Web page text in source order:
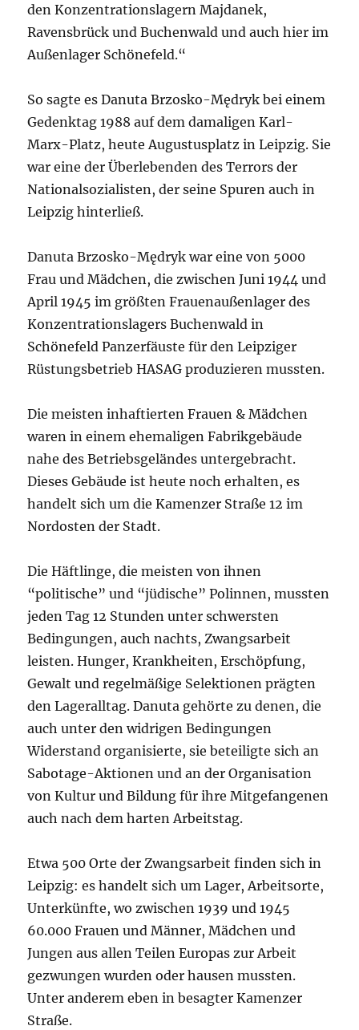
den Konzentrationslagern Majdanek,
Ravensbrück und Buchenwald und auch hier im
Außenlager Schönefeld.“
So sagte es Danuta Brzosko-Mędryk bei einem
Gedenktag 1988 auf dem damaligen Karl-
Marx-Platz, heute Augustusplatz in Leipzig. Sie
war eine der Überlebenden des Terrors der
Nationalsozialisten, der seine Spuren auch in
Leipzig hinterließ.
Danuta Brzosko-Mędryk war eine von 5000
Frau und Mädchen, die zwischen Juni 1944 und
April 1945 im größten Frauenaußenlager des
Konzentrationslagers Buchenwald in
Schönefeld Panzerfäuste für den Leipziger
Rüstungsbetrieb HASAG produzieren mussten.
Die meisten inhaftierten Frauen & Mädchen
waren in einem ehemaligen Fabrikgebäude
nahe des Betriebsgeländes untergebracht.
Dieses Gebäude ist heute noch erhalten, es
handelt sich um die Kamenzer Straße 12 im
Nordosten der Stadt.
Die Häftlinge, die meisten von ihnen
“politische” und “jüdische” Polinnen, mussten
jeden Tag 12 Stunden unter schwersten
Bedingungen, auch nachts, Zwangsarbeit
leisten. Hunger, Krankheiten, Erschöpfung,
Gewalt und regelmäßige Selektionen prägten
den Lageralltag. Danuta gehörte zu denen, die
auch unter den widrigen Bedingungen
Widerstand organisierte, sie beteiligte sich an
Sabotage-Aktionen und an der Organisation
von Kultur und Bildung für ihre Mitgefangenen
auch nach dem harten Arbeitstag.
Etwa 500 Orte der Zwangsarbeit finden sich in
Leipzig: es handelt sich um Lager, Arbeitsorte,
Unterkünfte, wo zwischen 1939 und 1945
60.000 Frauen und Männer, Mädchen und
Jungen aus allen Teilen Europas zur Arbeit
gezwungen wurden oder hausen mussten.
Unter anderem eben in besagter Kamenzer
Straße.